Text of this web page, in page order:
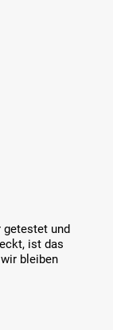
getestet und
ist das
bleiben